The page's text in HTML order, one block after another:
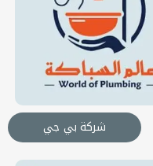
شركة بي جي